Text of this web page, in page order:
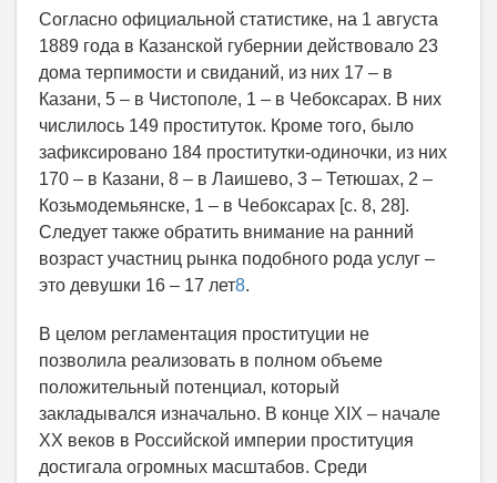
Согласно официальной статистике, на 1 августа
1889 года в Казанской губернии действовало 23
дома терпимости и свиданий, из них 17 – в
Казани, 5 – в Чистополе, 1 – в Чебоксарах. В них
числилось 149 проституток. Кроме того, было
зафиксировано 184 проститутки-одиночки, из них
170 – в Казани, 8 – в Лаишево, 3 – Тетюшах, 2 –
Козьмодемьянске, 1 – в Чебоксарах [с. 8, 28].
Следует также обратить внимание на ранний
возраст участниц рынка подобного рода услуг –
это девушки 16 – 17 лет8.
В целом регламентация проституции не
позволила реализовать в полном объеме
положительный потенциал, который
закладывался изначально. В конце XIX – начале
XX веков в Российской империи проституция
достигала огромных масштабов. Среди